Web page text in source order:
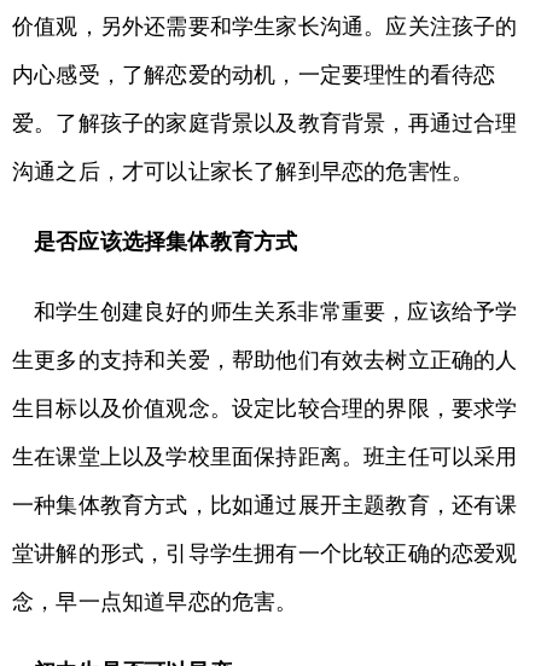
价值观，另外还需要和学生家长沟通。应关注孩子的
内心感受，了解恋爱的动机，一定要理性的看待恋
爱。了解孩子的家庭背景以及教育背景，再通过合理
沟通之后，才可以让家长了解到早恋的危害性。
是否应该选择集体教育方式
和学生创建良好的师生关系非常重要，应该给予学
生更多的支持和关爱，帮助他们有效去树立正确的人
生目标以及价值观念。设定比较合理的界限，要求学
生在课堂上以及学校里面保持距离。班主任可以采用
一种集体教育方式，比如通过展开主题教育，还有课
堂讲解的形式，引导学生拥有一个比较正确的恋爱观
念，早一点知道早恋的危害。